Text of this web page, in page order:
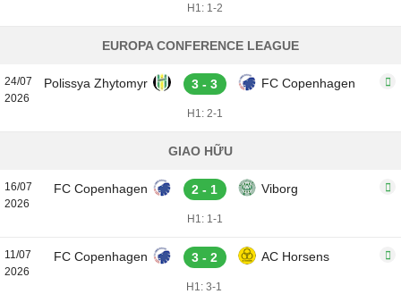
H1: 1-2
EUROPA CONFERENCE LEAGUE
24/07
2026
Polissya Zhytomyr 3 - 3 FC Copenhagen
H1: 2-1
GIAO HỮU
16/07
2026
FC Copenhagen 2 - 1 Viborg
H1: 1-1
11/07
2026
FC Copenhagen 3 - 2 AC Horsens
H1: 3-1